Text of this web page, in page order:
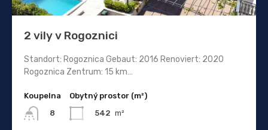
2 vily v Rogoznici
Standort: Rogoznica Gebaut: 2016 Renoviert: 2020
Rogoznica Zentrum: 15 km…
Koupelna
8
Obytný prostor (m²)
542 m²